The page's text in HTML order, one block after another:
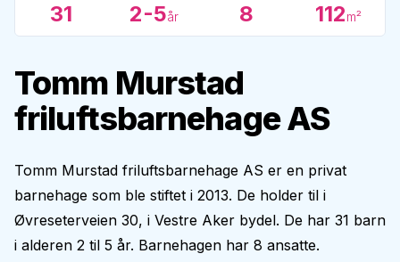
31 2-5år 8 112m²
Tomm Murstad
friluftsbarnehage AS
Tomm Murstad friluftsbarnehage AS er en privat
barnehage som ble stiftet i 2013. De holder til i
Øvreseterveien 30, i Vestre Aker bydel. De har 31 barn
i alderen 2 til 5 år. Barnehagen har 8 ansatte.